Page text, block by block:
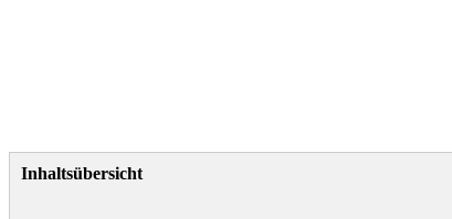
Inhaltsübersicht